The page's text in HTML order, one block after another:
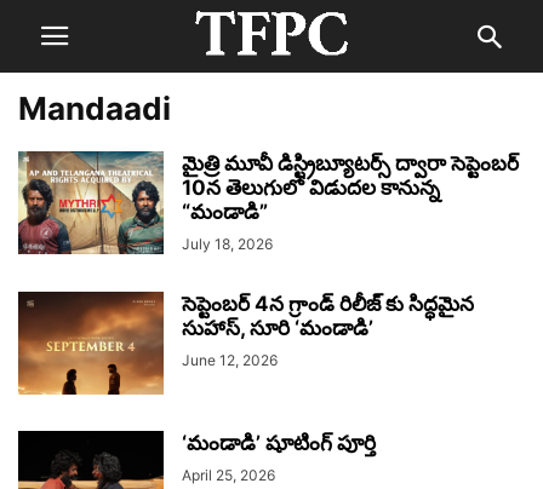
Mandaadi
మైత్రి మూవీ డిస్ట్రిబ్యూటర్స్ ద్వారా సెప్టెంబర్
10న తెలుగులో విడుదల కానున్న
“మండాడి”
July 18, 2026
సెప్టెంబర్ 4న గ్రాండ్ రిలీజ్ కు సిద్ధమైన
సుహాస్, సూరి ‘మండాడి’
June 12, 2026
‘మండాడి’ షూటింగ్ పూర్తి
April 25, 2026